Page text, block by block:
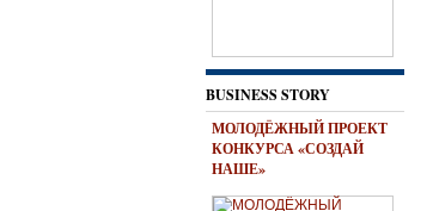
BUSINESS STORY
МОЛОДЁЖНЫЙ ПРОЕКТ
КОНКУРСА «СОЗДАЙ
НАШЕ»